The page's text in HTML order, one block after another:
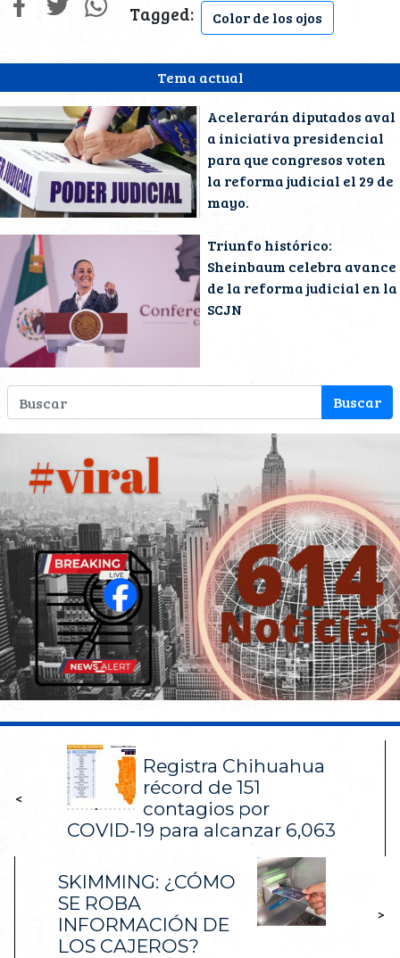
Tema actual
Acelerarán diputados aval
a iniciativa presidencial
para que congresos voten
la reforma judicial el 29 de
mayo.
Triunfo histórico:
Sheinbaum celebra avance
de la reforma judicial en la
SCJN
Tagged: Color de los ojos
<
Registra Chihuahua
récord de 151
contagios por
COVID-19 para alcanzar 6,063
SKIMMING: ¿CÓMO
SE ROBA
INFORMACIÓN DE
LOS CAJEROS?
>